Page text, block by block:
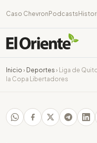
Caso Chevron Podcasts
Inicio › Deportes ›
Liga de
la Copa Libertadores